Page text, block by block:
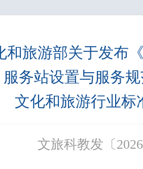
和旅游部关于发布
服务站设置与服务
文化和旅游行业标
文旅科教发〔